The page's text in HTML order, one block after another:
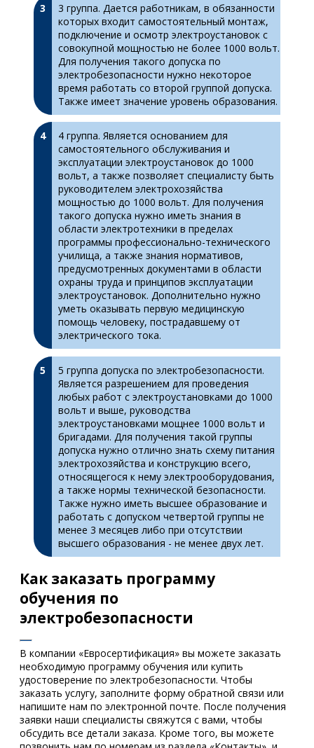
3 группа. Дается работникам, в обязанности
которых входит самостоятельный монтаж,
подключение и осмотр электроустановок с
совокупной мощностью не более 1000 вольт.
Для получения такого допуска по
электробезопасности нужно некоторое
время работать со второй группой допуска.
Также имеет значение уровень образования.
4 группа. Является основанием для
самостоятельного обслуживания и
эксплуатации электроустановок до 1000
вольт, а также позволяет специалисту быть
руководителем электрохозяйства
мощностью до 1000 вольт. Для получения
такого допуска нужно иметь знания в
области электротехники в пределах
программы профессионально-технического
училища, а также знания нормативов,
предусмотренных документами в области
охраны труда и принципов эксплуатации
электроустановок. Дополнительно нужно
уметь оказывать первую медицинскую
помощь человеку, пострадавшему от
электрического тока.
5 группа допуска по электробезопасности.
Является разрешением для проведения
любых работ с электроустановками до 1000
вольт и выше, руководства
электроустановками мощнее 1000 вольт и
бригадами. Для получения такой группы
допуска нужно отлично знать схему питания
электрохозяйства и конструкцию всего,
относящегося к нему электрооборудования,
а также нормы технической безопасности.
Также нужно иметь высшее образование и
работать с допуском четвертой группы не
менее 3 месяцев либо при отсутствии
высшего образования - не менее двух лет.
Как заказать программу
обучения по
электробезопасности
В компании «Евросертификация» вы можете заказать
необходимую программу обучения или купить
удостоверение по электробезопасности. Чтобы
заказать услугу, заполните форму обратной связи или
напишите нам по электронной почте. После получения
заявки наши специалисты свяжутся с вами, чтобы
обсудить все детали заказа. Кроме того, вы можете